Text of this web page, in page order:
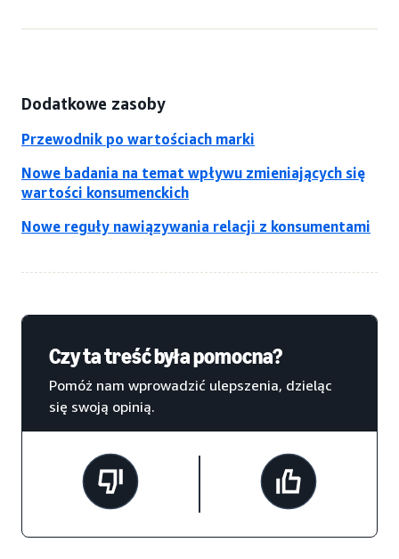
Dodatkowe zasoby
Przewodnik po wartościach marki
Nowe badania na temat wpływu zmieniających się
wartości konsumenckich
Nowe reguły nawiązywania relacji z konsumentami
Czy ta treść była pomocna?
Pomóż nam wprowadzić ulepszenia, dzieląc
się swoją opinią.